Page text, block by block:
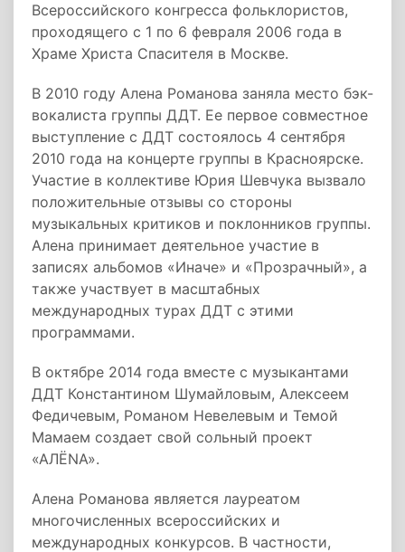
Всероссийского конгресса фольклористов,
проходящего с 1 по 6 февраля 2006 года в
Храме Христа Спасителя в Москве.
В 2010 году Алена Романова заняла место бэк-
вокалиста группы ДДТ. Ее первое совместное
выступление с ДДТ состоялось 4 сентября
2010 года на концерте группы в Красноярске.
Участие в коллективе Юрия Шевчука вызвало
положительные отзывы со стороны
музыкальных критиков и поклонников группы.
Алена принимает деятельное участие в
записях альбомов «Иначе» и «Прозрачный», а
также участвует в масштабных
международных турах ДДТ с этими
программами.
В октябре 2014 года вместе с музыкантами
ДДТ Константином Шумайловым, Алексеем
Федичевым, Романом Невелевым и Темой
Мамаем создает свой сольный проект
«АЛЁNА».
Алена Романова является лауреатом
многочисленных всероссийских и
международных конкурсов. В частности,